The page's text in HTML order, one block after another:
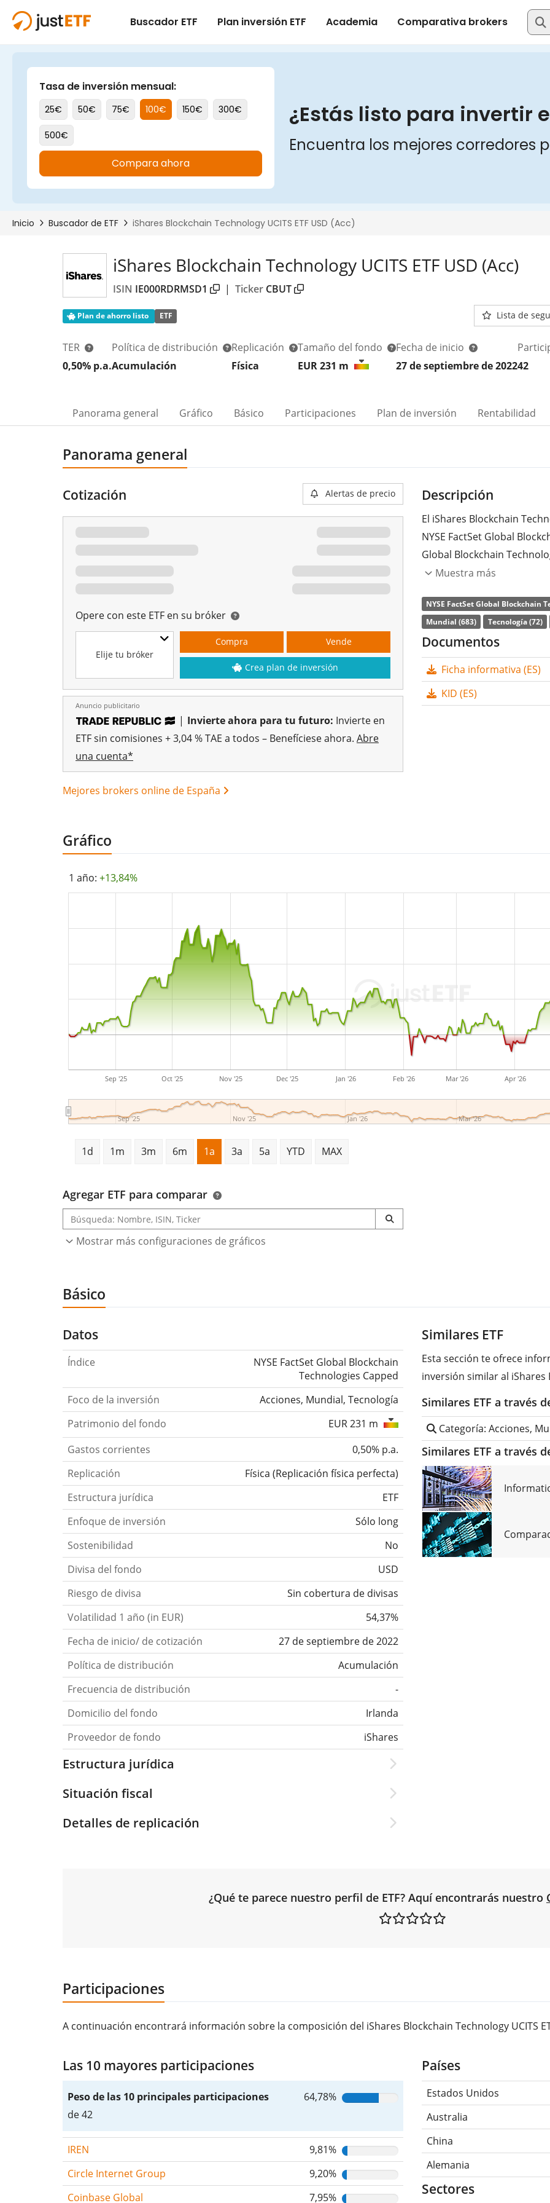
iShares Blockchain Technology UCITS ETF USD (Acc)
ISIN IE000RDRMSD1 | Ticker CBUT
Plan de ahorro listo ETF Lista de
TER
0,50% p.a.
Política de distribución
Acumulación
Replicación
Física
Tamaño del fondo
EUR 231 m
Fecha de inicio
27 de septiembre de 202242
Panorama general Gráfico Básico Participaciones Plan de inversión Rentabilidad
Panorama general
Cotización Alertas de precio
Opere con este ETF en su bróker
Elije tu bróker
Compra Vende
Crea plan de inversión
Anuncio publicitario
| Invierte ahora para tu futuro: Invierte en
ETF sin comisiones + 3,04 % TAE a todos – Benefíciese ahora. Abre
una cuenta*
Mejores brokers online de España
Descripción
El iShares Blockchain
NYSE FactSet Global
Global Blockchain
worldwide that have
Laratio de gastos totales
Blockchain Technology
replica la rentabilidad del
componentes del índice
acumulany se reinvierten
Muestra más
NYSE FactSet Global Blockchain
Mundial (683)
Tecnología (72)
Documentos
Ficha informativa (ES)
KID (ES)
Gráfico
1 año: +13,84%
Sep '25 Oct '25 Nov '25 Dec '25 Jan '26 Feb '26 Mar '26 Apr '26
Sep '25 Nov '25 Jan '26 Mar '26
1d 1m 3m 6m 1a 3a 5a YTD MAX
Agregar ETF para comparar
Mostrar más configuraciones de gráficos
Básico
Datos
Índice
NYSE FactSet Global Blockchain
Technologies Capped
Foco de la inversión
Acciones, Mundial, Tecnología
Patrimonio del fondo
EUR 231 m
Gastos corrientes
0,50% p.a.
Replicación
Física (Replicación física perfecta)
Estructura jurídica
ETF
Enfoque de inversión
Sólo long
Sostenibilidad
No
Divisa del fondo
USD
Riesgo de divisa
Sin cobertura de divisas
Volatilidad 1 año (in EUR)
54,37%
Fecha de inicio/ de cotización
27 de septiembre de 2022
Política de distribución
Acumulación
Frecuencia de distribución
-
Domicilio del fondo
Irlanda
Proveedor de fondo
iShares
Estructura jurídica
Situación fiscal
Detalles de replicación
Similares ETF
Esta sección te ofrece
inversión similar al iShares
Similares ETF a través
Categoría: Acciones,
Similares ETF a través
¿Qué te parece nuestro perfil de ETF? Aquí encontrarás nuestro
Participaciones
A continuación encontrará información sobre la composición del iShares Blockchain Technology UCITS
Las 10 mayores participaciones
Peso de las 10 principales participaciones
de 42
64,78%
IREN
9,81%
Circle Internet Group
9,20%
Coinbase Global
7,95%
Países
Estados Unidos
Australia
China
Alemania
Sectores